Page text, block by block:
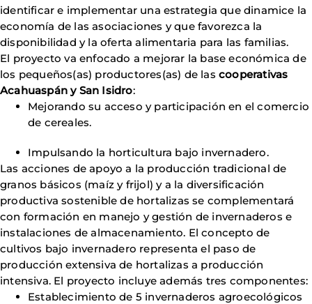
identificar e implementar una estrategia que dinamice la
economía de las asociaciones y que favorezca la
disponibilidad y la oferta alimentaria para las familias.
El proyecto va enfocado a mejorar la base económica de
los pequeños(as) productores(as) de lascooperativas
Acahuaspán y San Isidro:
Mejorando su acceso y participación en el comercio
de cereales.
Impulsando la horticultura bajo invernadero.
Las acciones de apoyo a la producción tradicional de
granos básicos (maíz y frijol) y a la diversificación
productiva sostenible de hortalizas se complementará
con formación en manejo y gestión de invernaderos e
instalaciones de almacenamiento. El concepto de
cultivos bajo invernadero representa el paso de
producción extensiva de hortalizas a producción
intensiva. El proyecto incluye además tres componentes:
Establecimiento de 5 invernaderos agroecológicos